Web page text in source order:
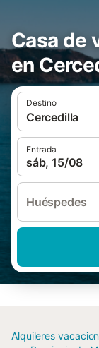
Casa de
en
Destino
Cercedilla
Entrada
sáb, 15/08
Huéspedes
Alquileres